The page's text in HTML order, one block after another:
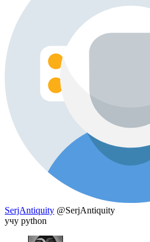
SerjAntiquity @SerjAntiquity
учу python